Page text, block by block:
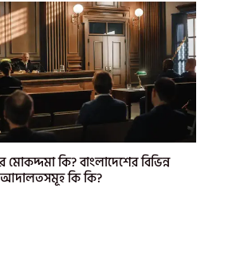
মোকদ্দমা কি? বাংলাদেশের বিভিন্ন
আদালতসমূহ কি কি?